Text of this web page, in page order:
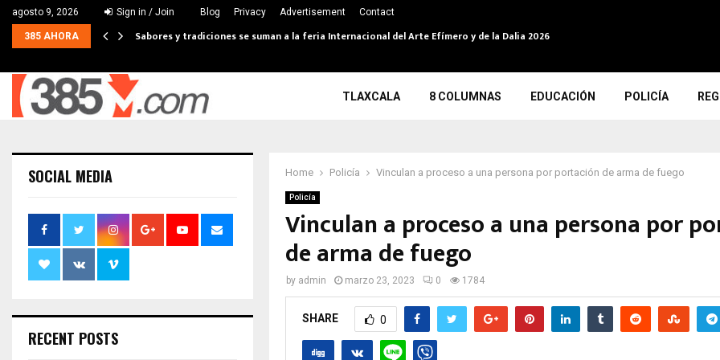
agosto 9, 2026 Sign in / Join Blog Privacy Advertisement Contact
385 AHORA Sabores y tradiciones se suman a la feria Internacional del Arte Efímero y de la Dalia 2026
TLAXCALA 8 COLUMNAS EDUCACIÓN POLICÍA
Home Policía Vinculan a proceso a una persona por portación de arma de fuego
Policía
Vinculan a proceso a una persona por
de arma de fuego
by admin marzo 23, 2023 0 1784
SHARE 0
SOCIAL MEDIA
RECENT POSTS